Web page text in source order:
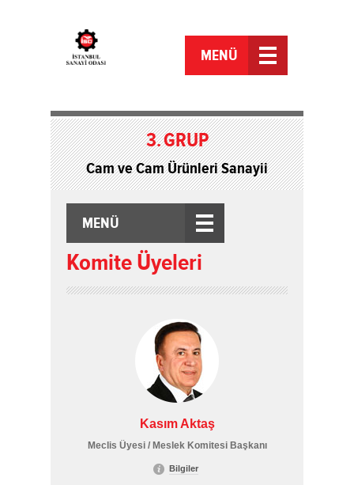
3.GRUP
Cam ve Cam Ürünleri Sanayii
MENÜ
MENÜ
Komite Üyeleri
Kasım Aktaş
Meclis Üyesi / Meslek Komitesi Başkanı
Bilgiler